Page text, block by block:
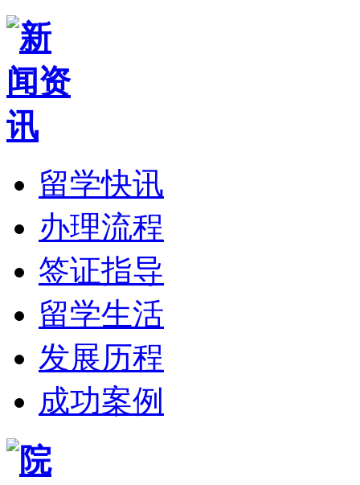
留学快讯
办理流程
签证指导
留学生活
发展历程
成功案例